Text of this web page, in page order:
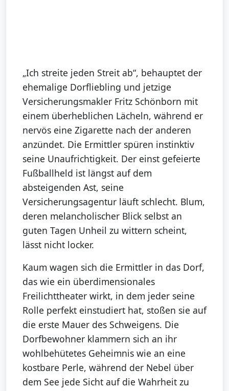
„Ich streite jeden Streit ab“, behauptet der
ehemalige Dorfliebling und jetzige
Versicherungsmakler Fritz Schönborn mit
einem überheblichen Lächeln, während er
nervös eine Zigarette nach der anderen
anzündet. Die Ermittler spüren instinktiv
seine Unaufrichtigkeit. Der einst gefeierte
Fußballheld ist längst auf dem
absteigenden Ast, seine
Versicherungsagentur läuft schlecht. Blum,
deren melancholischer Blick selbst an
guten Tagen Unheil zu wittern scheint,
lässt nicht locker.
Kaum wagen sich die Ermittler in das Dorf,
das wie ein überdimensionales
Freilichttheater wirkt, in dem jeder seine
Rolle perfekt einstudiert hat, stoßen sie auf
die erste Mauer des Schweigens. Die
Dorfbewohner klammern sich an ihr
wohlbehütetes Geheimnis wie an eine
kostbare Perle, während der Nebel über
dem See jede Sicht auf die Wahrheit zu